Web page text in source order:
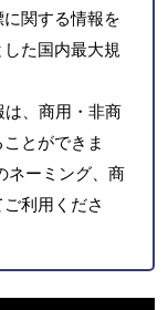
関する情報を
た国内最大規
、商用・非商
とができま
ネーミング、商
利用くださ